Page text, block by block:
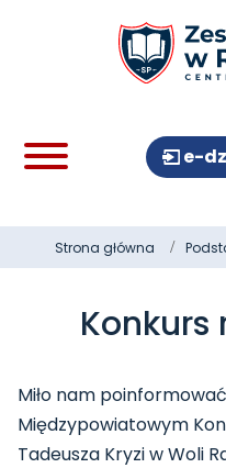
e-
Strona główna
Miło nam
Międzypowiatowym
Tadeusza Kryzi w Woli